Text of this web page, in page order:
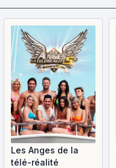
Les Anges de la
télé-réalité